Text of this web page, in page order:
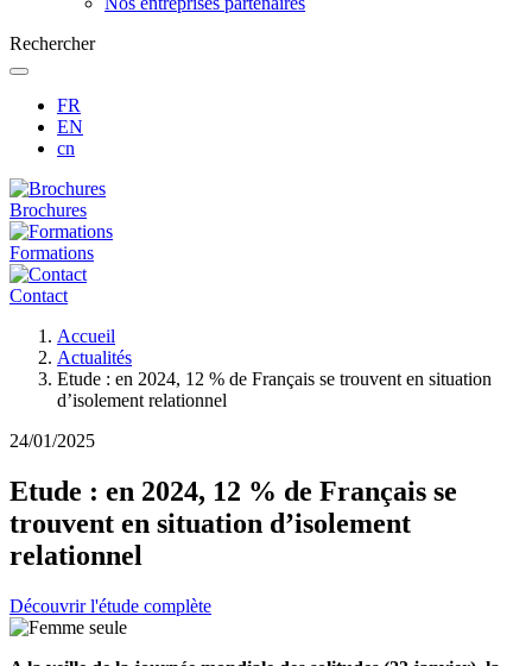
Rechercher
FR
EN
cn
Brochures
Formations
Contact
d'Ariane
Accueil
Actualités
Etude : en 2024, 12 % de Français se trouvent en situation
d’isolement relationnel
24/01/2025
Etude : en 2024, 12 % de Français se
trouvent en situation d’isolement
relationnel
Découvrir l'étude complète